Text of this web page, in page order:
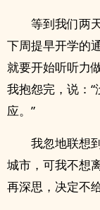
等到我们两
下周提早开学的
就要开始听听力
我抱怨完，说：
应。”
我忽地联想
城市，可我不想
再深思，决定不